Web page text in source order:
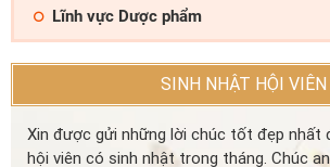
Lĩnh vực Dược phẩm
SINH NHẬT HỘI VIÊN
Xin được gửi những lời chúc tốt đẹp nhất
hội viên có sinh nhật trong tháng. Chúc